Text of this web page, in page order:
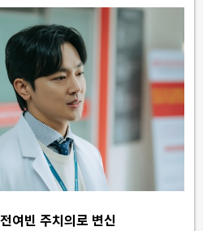
여빈 주치의로 변신